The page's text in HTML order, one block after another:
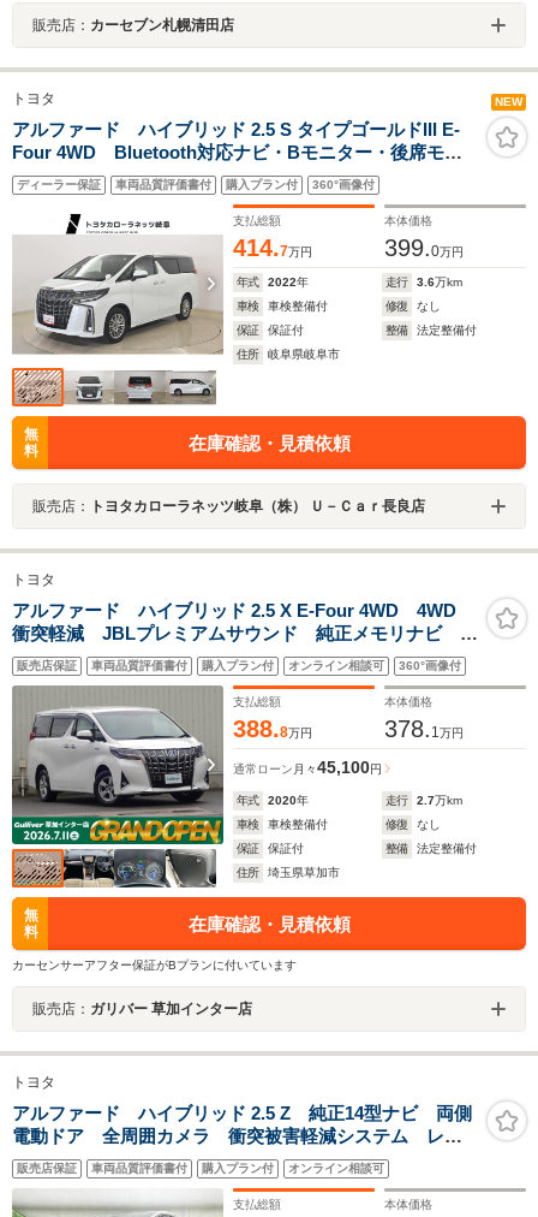
販売店： カーセブン札幌清田店
トヨタ NEW
アルファード ハイブリッド 2.5 S タイプゴールドIII E-
Four 4WD Bluetooth対応ナビ・Bモニター・後席モニ
ター
ディーラー保証 車両品質評価書付 購入プラン付 360°画像付
支払総額
414.7万円
本体価格
399.0万円
年式 2022年 走行 3.6万km
車検
車検整備付 修復
なし
保証
保証付 整備
法定整備付
住所
岐阜県岐阜市
無
料
在庫確認・見積依頼
販売店： トヨタカローラネッツ岐阜（株） Ｕ－Ｃａｒ長良店
トヨタ
アルファード ハイブリッド 2.5 X E-Four 4WD 4WD
衝突軽減 JBLプレミアムサウンド 純正メモリナビ
CD DVD BT フルセグ USB 全周囲カメラ 両側
パワスラ レーダークルーズ LEDオート 純正アル
ミ ドラレコ スマートキー ETC
販売店保証 車両品質評価書付 購入プラン付 オンライン相談可 360°画像付
支払総額
388.8万円
本体価格
378. 1万円
通常ローン 月々45,100円
年式 2020年 走行 2.7万km
車検
車検整備付 修復
なし
保証
保証付 整備
法定整備付
住所
埼玉県草加市
無
料
在庫確認・見積依頼
カーセンサーアフター保証がBプランに付いています
販売店： ガリバー 草加インター店
トヨタ
アルファード ハイブリッド 2.5 Z 純正14型ナビ 両側
電動ドア 全周囲カメラ 衝突被害軽減システム レー
ダークルーズ 禁煙車 電動リアゲート 合皮シート
前席シートエアコン リアシートエアコン 前後席パワ
ーシート ドラレコ
販売店保証 車両品質評価書付 購入プラン付 オンライン相談可
支払総額 本体価格